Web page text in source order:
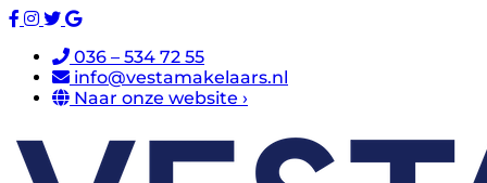
036 – 534 72 55
info@vestamakelaars.nl
Naar onze website ›